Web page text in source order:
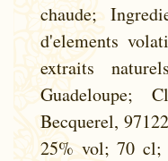
chaude;
d'elements
extraits
Guadeloupe;
Becquerel,
25% vol; 70 cl;